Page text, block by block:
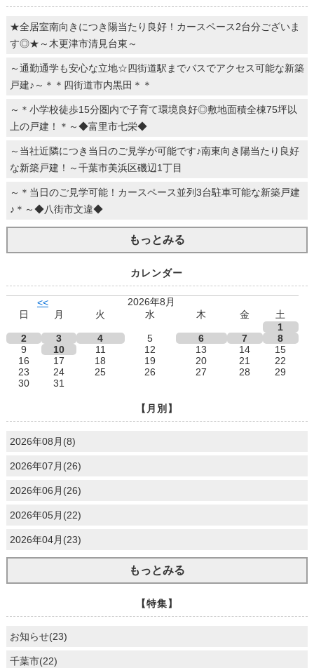
★全居室南向きにつき陽当たり良好！カースペース2台分ございま
す◎★～木更津市清見台東～
～通勤通学も安心な立地☆四街道駅までバスでアクセス可能な新築
戸建♪～＊＊四街道市内黒田＊＊
～＊小学校徒歩15分圏内で子育て環境良好◎敷地面積全棟75坪以
上の戸建！＊～◆富里市七栄◆
～当社近隣につき当日のご見学が可能です♪南東向き陽当たり良好
な新築戸建！～千葉市美浜区磯辺1丁目
～＊当日のご見学可能！カースペース並列3台駐車可能な新築戸建
♪＊～◆八街市文違◆
もっとみる
カレンダー
<<
2026年8月
日
月 火 水 木 金
土
1
2
3 4 5 6 7
8
9
10 11 12 13 14
15
16
17 18 19 20 21
22
23
24 25 26 27 28
29
30
31
【月別】
2026年08月(8)
2026年07月(26)
2026年06月(26)
2026年05月(22)
2026年04月(23)
もっとみる
【特集】
お知らせ(23)
千葉市(22)